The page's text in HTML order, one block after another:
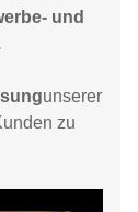
und
unserer
zu